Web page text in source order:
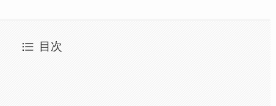
目次